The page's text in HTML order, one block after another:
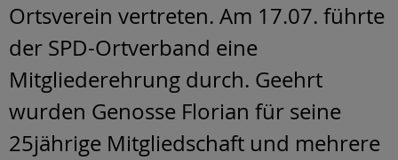
Ortsverein vertreten. Am 17.07. führte
der SPD-Ortverband eine
Mitgliederehrung durch. Geehrt
wurden Genosse Florian für seine
25jährige Mitgliedschaft und mehrere